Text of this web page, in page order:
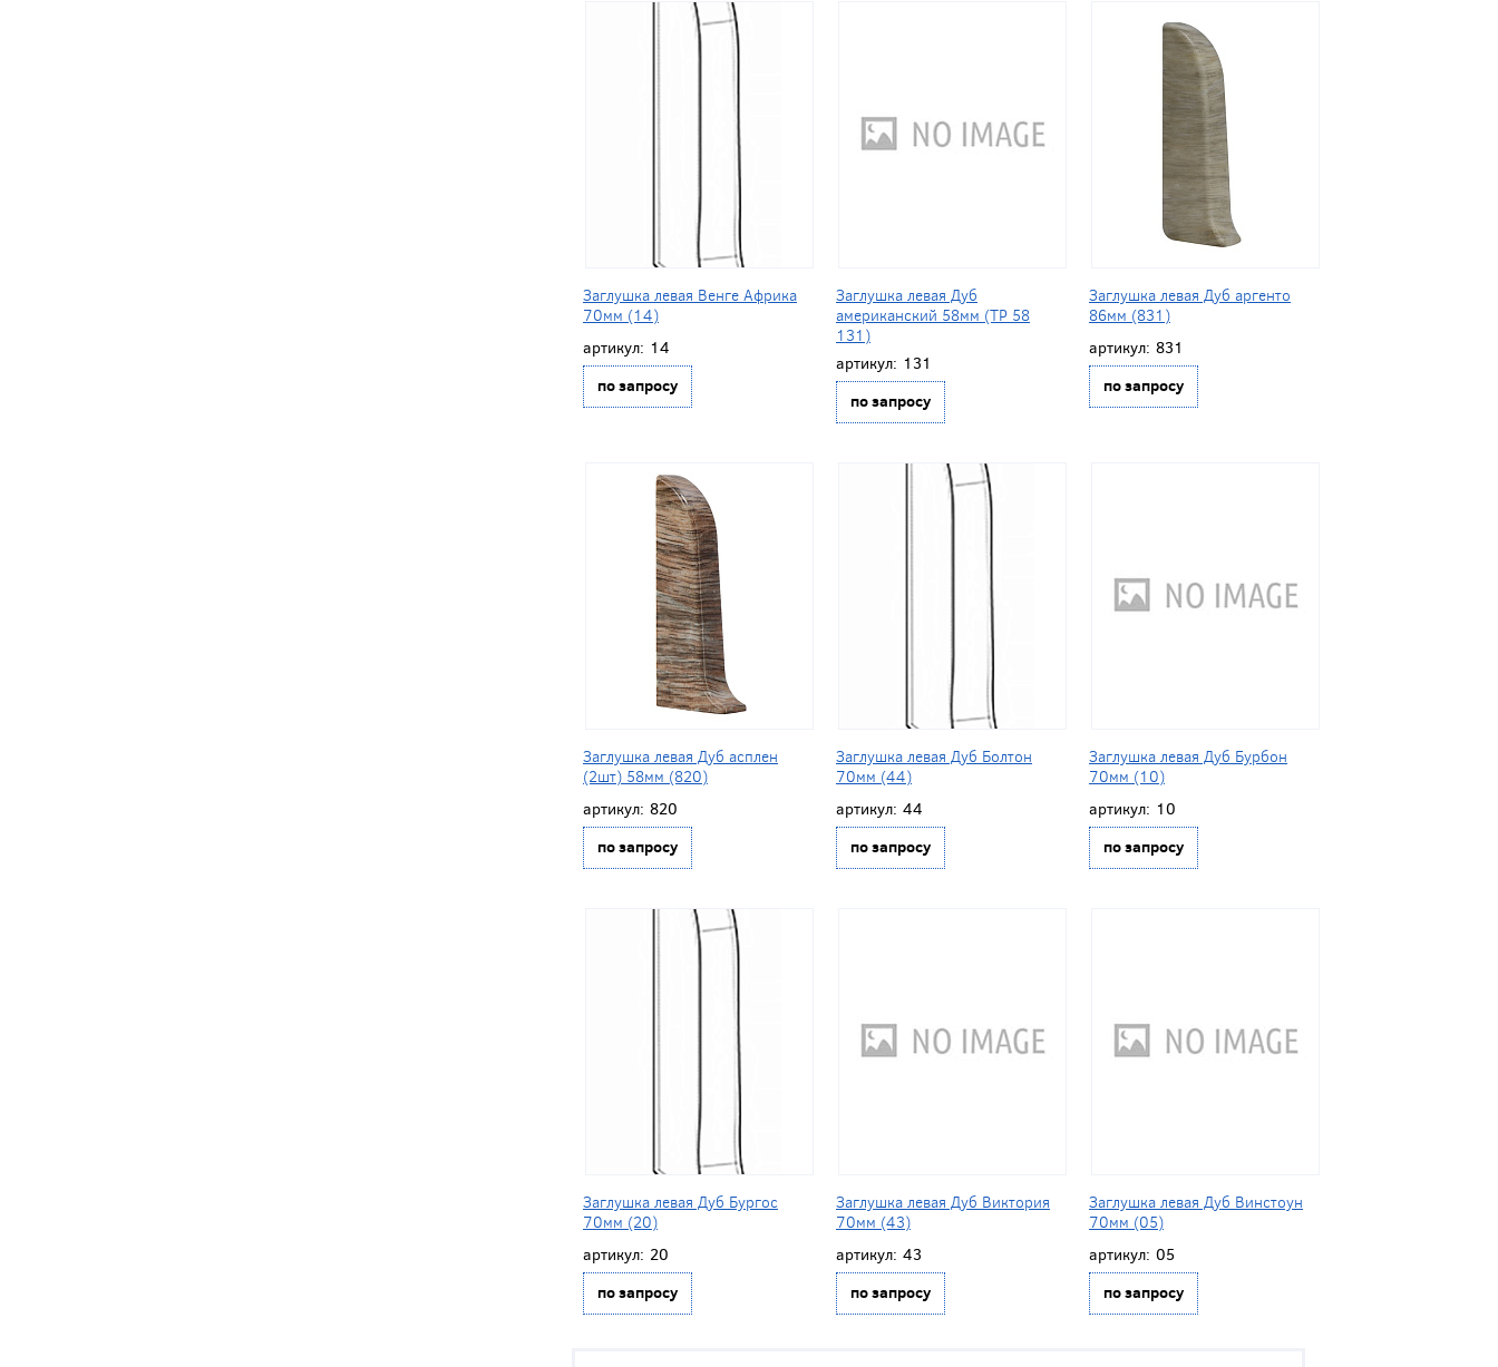
Заглушка левая Венге Африка
70мм (14)
артикул: 14
по запросу
Заглушка левая Дуб
американский 58мм (ТР 58
131)
артикул: 131
по запросу
Заглушка левая Дуб аргенто
86мм (831)
артикул: 831
по запросу
Заглушка левая Дуб асплен
(2шт) 58мм (820)
артикул: 820
по запросу
Заглушка левая Дуб Болтон
70мм (44)
артикул: 44
по запросу
Заглушка левая Дуб Бурбон
70мм (10)
артикул: 10
по запросу
Заглушка левая Дуб Бургос
70мм (20)
артикул: 20
по запросу
Заглушка левая Дуб Виктория
70мм (43)
артикул: 43
по запросу
Заглушка левая Дуб Винстоун
70мм (05)
артикул: 05
по запросу